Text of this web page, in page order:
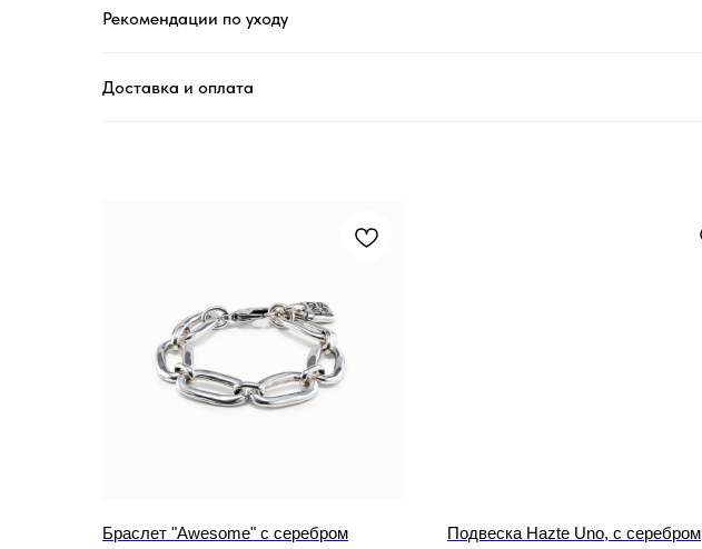
Рекомендации по уходу
Доставка и оплата
Браслет "Awesome" с серебром Подвеска Hazte Uno, с серебром